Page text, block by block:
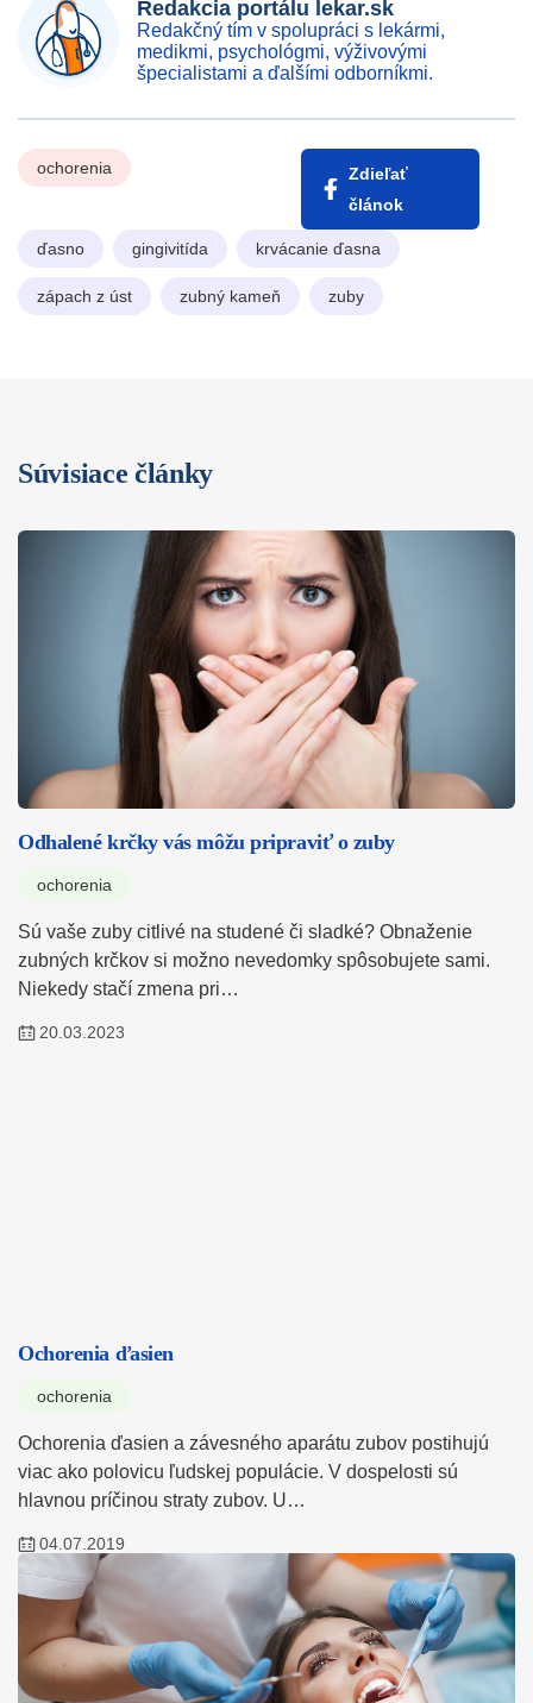
Redakcia portálu lekar.sk
Redakčný tím v spolupráci s lekármi,
medikmi, psychológmi, výživovými
špecialistami a ďalšími odborníkmi.
ochorenia
Zdieľať
článok
ďasno gingivitída krvácanie ďasna
zápach z úst zubný kameň zuby
Súvisiace články
Odhalené krčky vás môžu pripraviť o zuby
ochorenia
Sú vaše zuby citlivé na studené či sladké? Obnaženie
zubných krčkov si možno nevedomky spôsobujete sami.
Niekedy stačí zmena pri…
20.03.2023
Ochorenia ďasien
ochorenia
Ochorenia ďasien a závesného aparátu zubov postihujú
viac ako polovicu ľudskej populácie. V dospelosti sú
hlavnou príčinou straty zubov. U…
04.07.2019